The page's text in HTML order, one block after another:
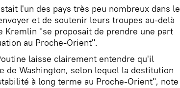
l'un des pays très peu nombreux dans le
et de soutenir leurs troupes au-delà
"se proposait de prendre une part
au Proche-Orient".
laisse clairement entendre qu'il
de Washington, selon lequel la destitution
à long terme au Proche-Orient", note